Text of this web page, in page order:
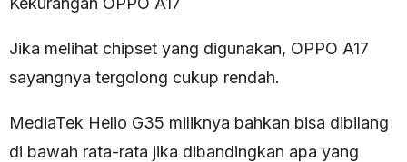
Jika melihat chipset yang digunakan, OPPO A17
sayangnya tergolong cukup rendah.
MediaTek Helio G35 miliknya bahkan bisa dibilang
di bawah rata-rata jika dibandingkan apa yang